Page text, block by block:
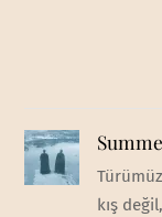
kış